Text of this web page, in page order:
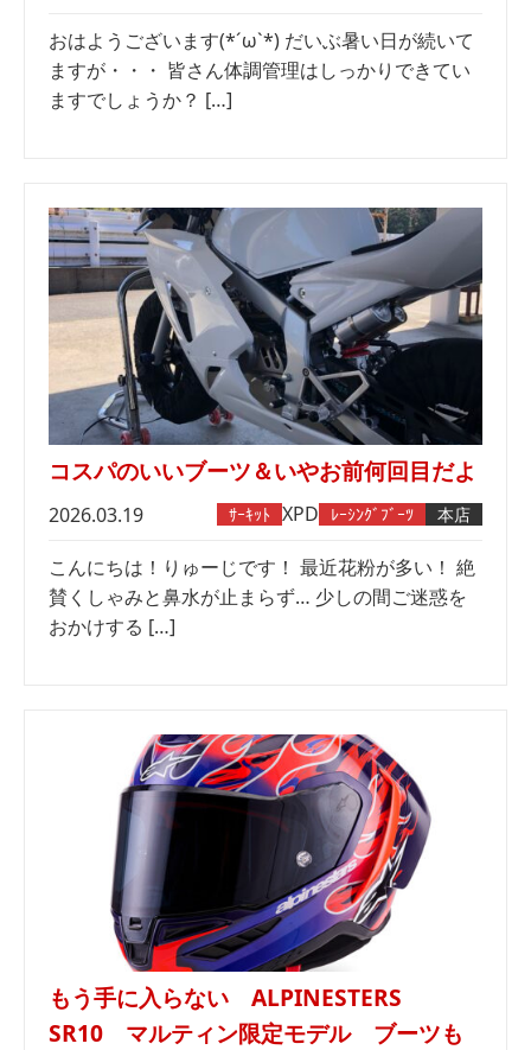
おはようございます(*´ω`*) だいぶ暑い日が続いて
ますが・・・ 皆さん体調管理はしっかりできてい
ますでしょうか？ […]
コスパのいいブーツ＆いやお前何回目だよ
2026.03.19 ｻｰｷｯﾄ XPD ﾚｰｼﾝｸﾞﾌﾞｰﾂ 本店
こんにちは！りゅーじです！ 最近花粉が多い！ 絶
賛くしゃみと鼻水が止まらず… 少しの間ご迷惑を
おかけする […]
もう手に入らない ALPINESTERS
SR10 マルティン限定モデル ブーツも